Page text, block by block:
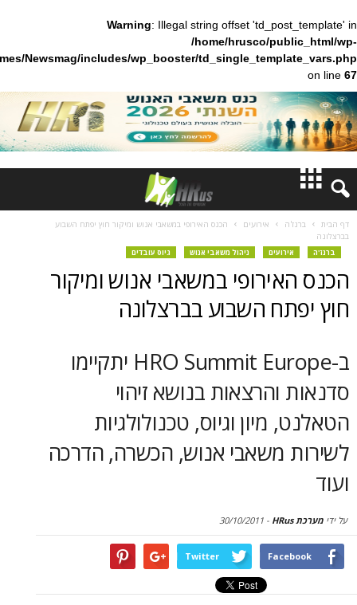
Warning: Illegal string offset
/home/hrusco/
content/themes/Newsmag/includes/wp_booster/
חדשות
אירועים הכנס האירופי במשאבי אנוש ומיקור חוץ יפתח השבוע
אירועים ניהול משאבי אנוש גיוס עובדים
במשאבי אנוש ומיקור
השבוע בברצלונה
ב-HRO Summit Europe יתקיימו
בנושא זיהוי
וגיוס, טכנולולגיות
משאבי אנוש, הכשרה, הדרכה
-
30/10/2011
Twitter